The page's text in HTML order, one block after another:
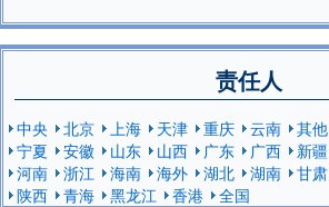
责任人
中央 北京 上海 天津 重庆 云南 其他
宁夏
安徽 山东 山西 广东 广西 新疆
河南
浙江 海南 海外 湖北 湖南 甘肃
陕西
青海 黑龙江 香港 全国